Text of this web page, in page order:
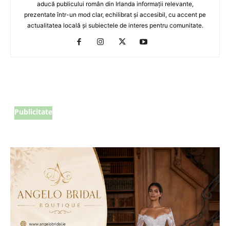
aducă publicului român din Irlanda informații relevante,
prezentate într-un mod clar, echilibrat și accesibil, cu accent pe
actualitatea locală și subiectele de interes pentru comunitate.
Publicitate